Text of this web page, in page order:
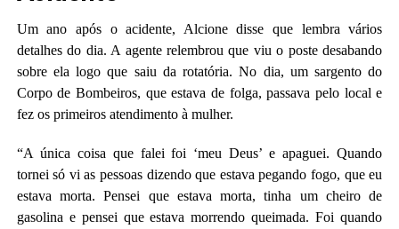
Um ano após o acidente, Alcione disse que lembra vários
detalhes do dia. A agente relembrou que viu o poste desabando
sobre ela logo que saiu da rotatória. No dia, um sargento do
Corpo de Bombeiros, que estava de folga, passava pelo local e
fez os primeiros atendimento à mulher.
“A única coisa que falei foi ‘meu Deus’ e apaguei. Quando
tornei só vi as pessoas dizendo que estava pegando fogo, que eu
estava morta. Pensei que estava morta, tinha um cheiro de
gasolina e pensei que estava morrendo queimada. Foi quando